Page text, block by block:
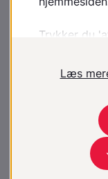
eddikesyre,
Danmark.
I 2005 blev
strengere end